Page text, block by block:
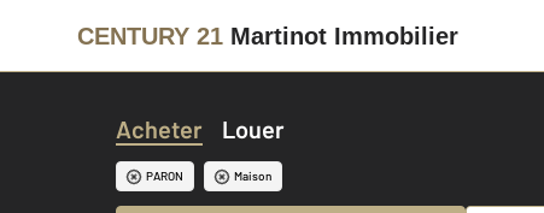
CENTURY 21 Martinot Immobilier
Acheter Louer
PARON Maison